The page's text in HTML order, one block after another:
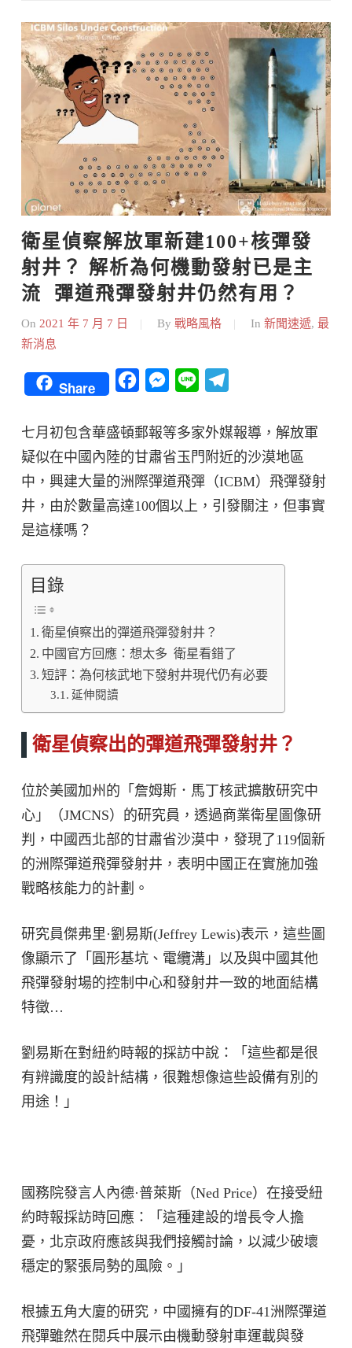
content
衛星偵察解放軍新建100+核彈發
射井？ 解析為何機動發射已是主
流  彈道飛彈發射井仍然有用？
On 2021 年 7 月 7 日 By 戰略風格 In 新聞速遞, 最
新消息
Share FacebookMessenger
Line
七月初包含華盛頓郵報等多家外媒報導，解放軍
疑似在中國內陸的甘肅省玉門附近的沙漠地區
中，興建大量的洲際彈道飛彈（ICBM）飛彈發射
井，由於數量高達100個以上，引發關注，但事實
是這樣嗎？
目錄
衛星偵察出的彈道飛彈發射井？
中國官方回應：想太多 衛星看錯了
短評：為何核武地下發射井現代仍有必要
延伸閱讀
衛星偵察出的彈道飛彈發射井？
位於美國加州的「詹姆斯．馬丁核武擴散研究中
心」（JMCNS）的研究員，透過商業衛星圖像研
判，中國西北部的甘肅省沙漠中，發現了119個新
的洲際彈道飛彈發射井，表明中國正在實施加強
戰略核能力的計劃。
研究員傑弗里·劉易斯(Jeffrey Lewis)表示，這些圖
像顯示了「圓形基坑、電纜溝」以及與中國其他
飛彈發射場的控制中心和發射井一致的地面結構
特徵…
劉易斯在對紐約時報的採訪中說：「這些都是很
有辨識度的設計結構，很難想像這些設備有別的
用途！」
國務院發言人內德·普萊斯（Ned Price）在接受紐
約時報採訪時回應：「這種建設的增長令人擔
憂，北京政府應該與我們接觸討論，以減少破壞
穩定的緊張局勢的風險。」
根據五角大廈的研究，中國擁有的DF-41洲際彈道
飛彈雖然在閱兵中展示由機動發射車運載與發